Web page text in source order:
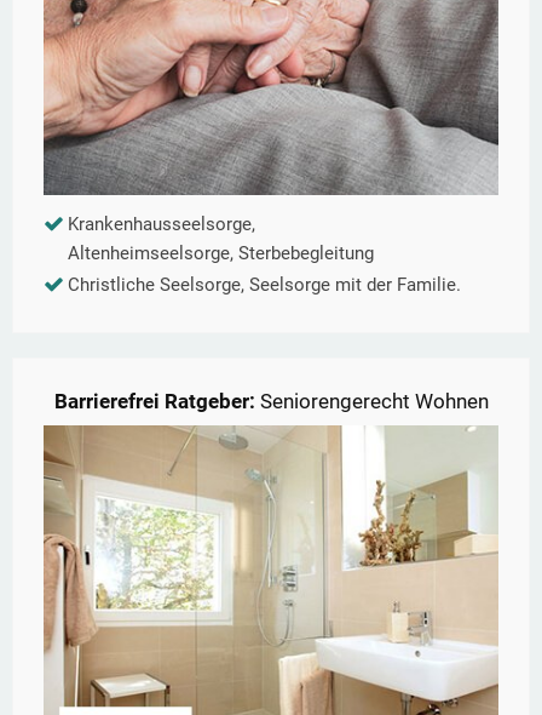
Krankenhausseelsorge,
Altenheimseelsorge, Sterbebegleitung
Christliche Seelsorge, Seelsorge mit der Familie.
Barrierefrei Ratgeber: Seniorengerecht Wohnen